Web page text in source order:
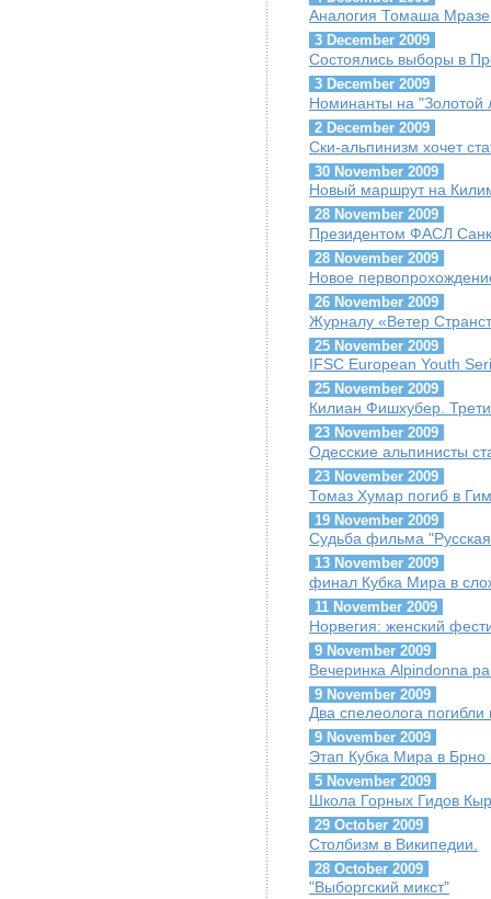
Аналогия Томаша
3 December 2009
Состоялись выборы в
3 December 2009
Номинанты на "Золотой
2 December 2009
Ски-альпинизм хочет
30 November 2009
Новый маршрут на
28 November 2009
Президентом ФАСЛ
28 November 2009
Новое
26 November 2009
Журналу «Ветер
25 November 2009
IFSC European Youth
25 November 2009
Килиан Фишхубер.
23 November 2009
Одесские альпинисты
23 November 2009
Томаз Хумар погиб в
19 November 2009
Судьба фильма
13 November 2009
финал Кубка Мира в
11 November 2009
Норвегия: женский
9 November 2009
Вечеринка Alpindonna
9 November 2009
Два спелеолога
9 November 2009
Этап Кубка Мира в Брно
5 November 2009
Школа Горных Гидов
29 October 2009
Столбизм в Википедии.
28 October 2009
"Выборгский микст"